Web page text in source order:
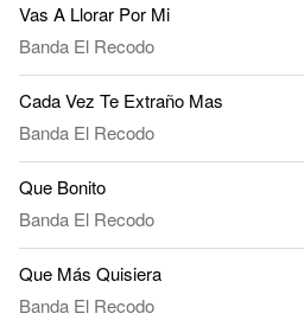
Vas A Llorar Por Mi
Banda El Recodo
Cada Vez Te Extraño Mas
Banda El Recodo
Que Bonito
Banda El Recodo
Que Más Quisiera
Banda El Recodo